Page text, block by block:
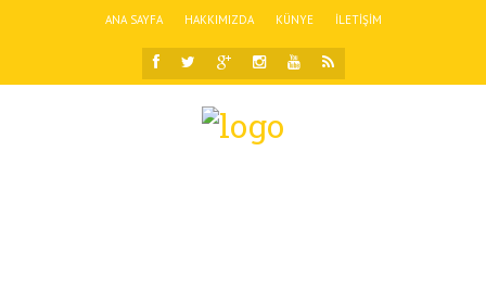
ANA SAYFA HAKKIMIZDA KÜNYE İLETIŞIM